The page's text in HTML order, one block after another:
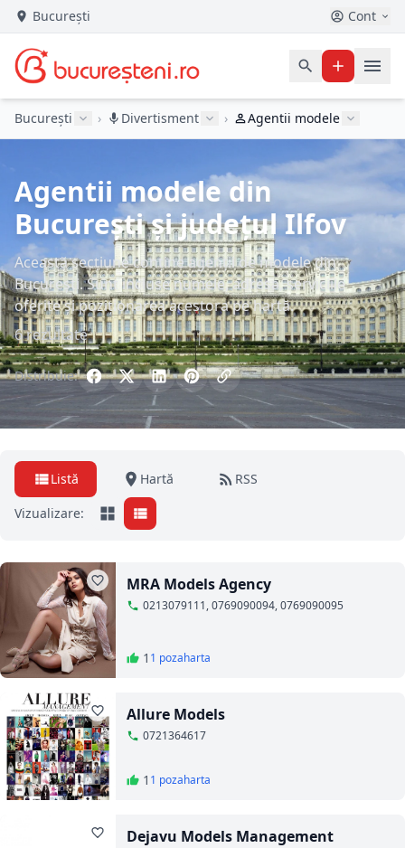
București Cont
București › Divertisment › Agentii modele
Agentii modele din
București și județul Ilfov
Această secțiune conține agenții de modele din
București. Sunt incluse numele, adresa, serviciile
oferite și poziționarea acestora pe hartă.
6 rezultate
Distribuie:
Listă Hartă
RSS
Vizualizare:
MRA Models Agency
0213079111, 0769090094, 0769090095
1 1 pozaharta
Allure Models
0721364617
1 1 pozaharta
Dejavu Models Management